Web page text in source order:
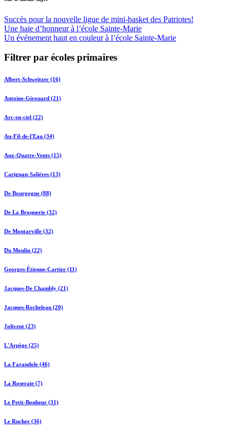
Succès pour la nouvelle ligue de mini-basket des Patriotes!
Une haie d’honneur à l’école Sainte-Marie
Un événement haut en couleur à l’école Sainte-Marie
Filtrer par écoles primaires
Albert-Schweitzer (16)
Antoine-Girouard (21)
Arc-en-ciel (22)
Au-Fil-de-l'Eau (34)
Aux-Quatre-Vents (15)
Carignan-Salières (13)
De Bourgogne (88)
De La Broquerie (32)
De Montarville (32)
Du Moulin (22)
Georges-Étienne-Cartier (11)
Jacques-De Chambly (21)
Jacques-Rocheleau (20)
Jolivent (23)
L'Arpège (25)
La Farandole (46)
La Roseraie (7)
Le Petit-Bonheur (31)
Le Rucher (36)